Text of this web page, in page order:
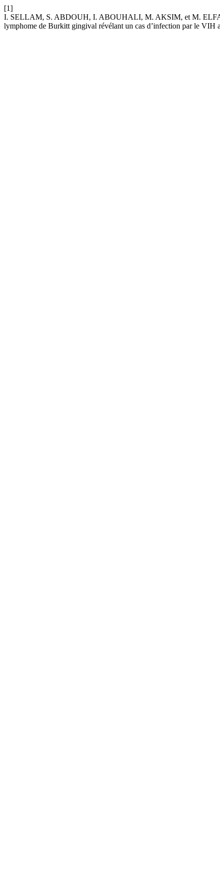
[1]
I. SELLAM, S. ABDOUH, I. ABOUHALI, M. AKSIM, et M.
lymphome de Burkitt gingival révélant un cas d’infection par le VIH